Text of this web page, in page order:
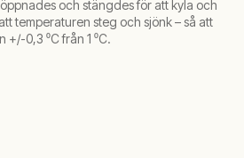
och stängdes för att kyla och
temperaturen steg och sjönk – så att
+/-0,3 ⁰C från 1 ⁰C.